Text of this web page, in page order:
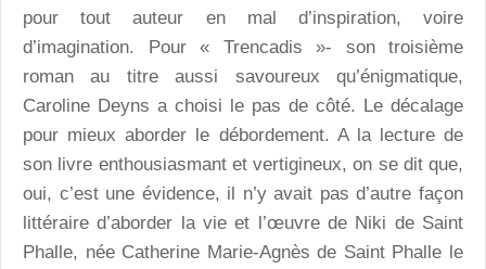
pour tout auteur en mal d’inspiration, voire
d’imagination. Pour « Trencadis »- son troisième
roman au titre aussi savoureux qu’énigmatique,
Caroline Deyns a choisi le pas de côté. Le décalage
pour mieux aborder le débordement. A la lecture de
son livre enthousiasmant et vertigineux, on se dit que,
oui, c’est une évidence, il n’y avait pas d’autre façon
littéraire d’aborder la vie et l’œuvre de Niki de Saint
Phalle, née Catherine Marie-Agnès de Saint Phalle le